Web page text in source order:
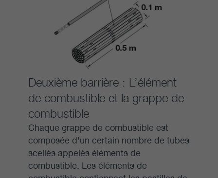
Deuxième barrière : L’élément
de combustible et la grappe de
combustible
Chaque grappe de combustible est
composée d'un certain nombre de tubes
scellés appelés éléments de
combustible. Les éléments de